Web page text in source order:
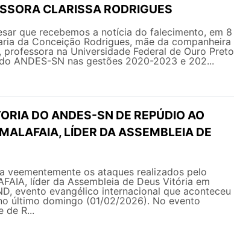
CLARISSA RODRIGUES
que recebemos a notícia do falecimento, em 8
da Conceição Rodrigues, mãe da companheira
professora na Universidade Federal de Ouro Preto
ANDES-SN nas gestões 2020-2023 e 202...
DO ANDES-SN DE REPÚDIO AO
LÍDER DA ASSEMBLEIA DE
veementemente os ataques realizados pelo
líder da Assembleia de Deus Vitória em
evento evangélico internacional que aconteceu
último domingo (01/02/2026). No evento
de R...